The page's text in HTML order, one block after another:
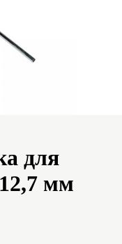
для
мм